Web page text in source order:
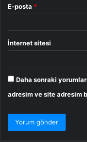
E-posta *
İnternet sitesi
Daha sonraki
adresim ve site adresim